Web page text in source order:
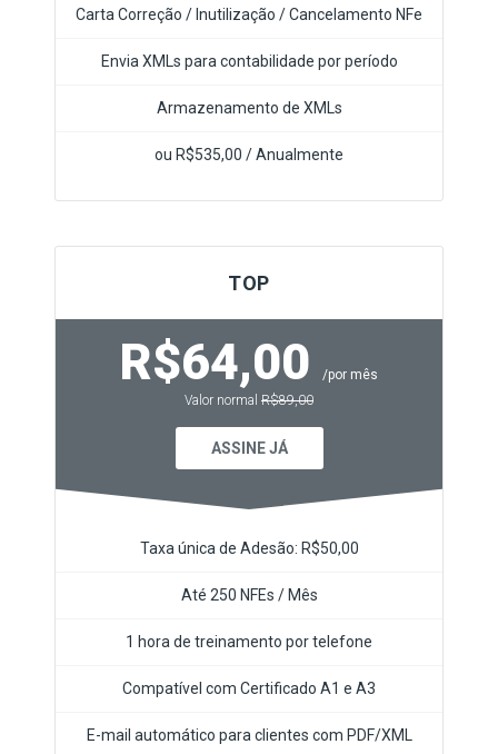
Carta Correção / Inutilização / Cancelamento NFe
Envia XMLs para contabilidade por período
Armazenamento de XMLs
ou R$535,00 / Anualmente
TOP
R$64,00
/por mês
Valor normal R$89,00
ASSINE JÁ
Taxa única de Adesão: R$50,00
Até 250 NFEs / Mês
1 hora de treinamento por telefone
Compatível com Certificado A1 e A3
E-mail automático para clientes com PDF/XML